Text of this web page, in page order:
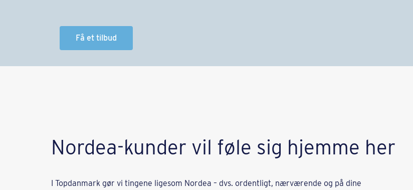
Få et tilbud
Nordea-kunder vil føle sig hjemme her
I Topdanmark gør vi tingene ligesom Nordea – dvs. ordentligt, nærværende og på dine